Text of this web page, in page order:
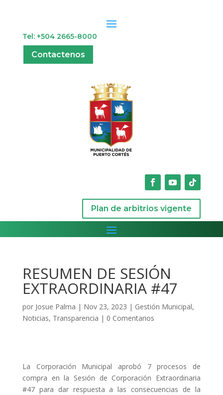
Tel: +504 2665-8000
Contactenos
Plan de arbitrios vigente
RESUMEN DE SESIÓN
EXTRAORDINARIA #47
por Josue Palma | Nov 23, 2023 | Gestión Municipal,
Noticias, Transparencia | 0 Comentarios
La Corporación Municipal aprobó 7 procesos de
compra en la Sesión de Corporación Extraordinaria
#47 para dar respuesta a las consecuencias de la